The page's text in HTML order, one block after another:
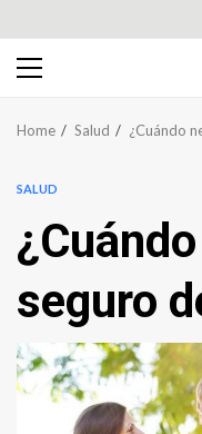
Primary
Home Salud ¿Cuándo
SALUD
seguro